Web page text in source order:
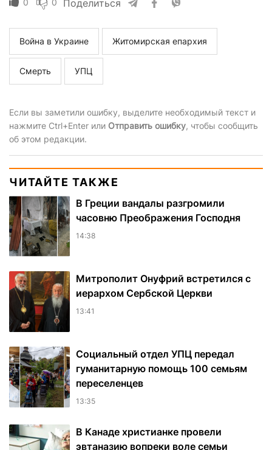
0 0 Поделиться
Война в Украине Житомирская епархия
Смерть УПЦ
Если вы заметили ошибку, выделите необходимый текст и
нажмите Ctrl+Enter или Отправить ошибку, чтобы сообщить
об этом редакции.
ЧИТАЙТЕ ТАКЖЕ
В Греции вандалы разгромили
часовню Преображения Господня
14:38
Митрополит Онуфрий встретился с
иерархом Сербской Церкви
13:41
Социальный отдел УПЦ передал
гуманитарную помощь 100 семьям
переселенцев
13:35
В Канаде христианке провели
эвтаназию вопреки воле семьи